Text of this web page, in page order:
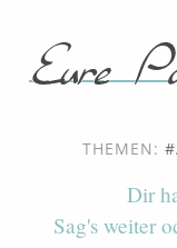
THEMEN:
Dir
Sag's weiter